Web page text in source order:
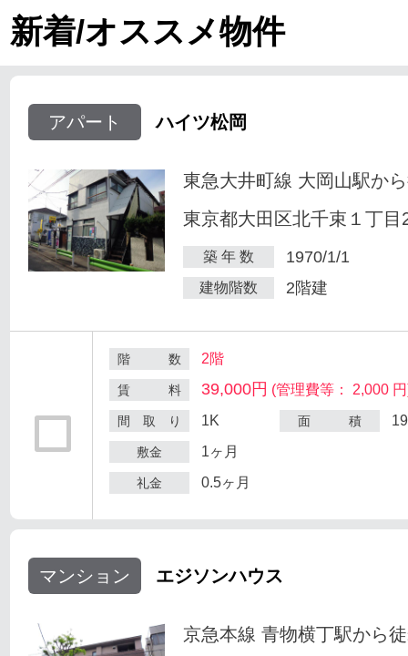
新着/オススメ物件
アパート ハイツ松岡
東急大井町線 大岡山駅か
東京都大田区北千束１丁目
築 年 数 1970/1/1
建物階数 2階建
階 数 2階
賃 料 39,000円 (管理費等： 2,000
間 取 り 1K 面 積
敷金 1ヶ月
礼金 0.5ヶ月
マンション エジソンハウス
京急本線 青物横丁駅から